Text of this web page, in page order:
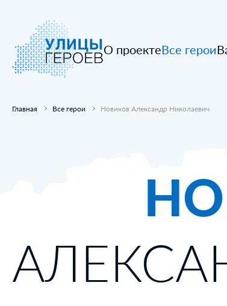
О проектеВсе герои
Главная Все герои Новиков Александр Николаевич